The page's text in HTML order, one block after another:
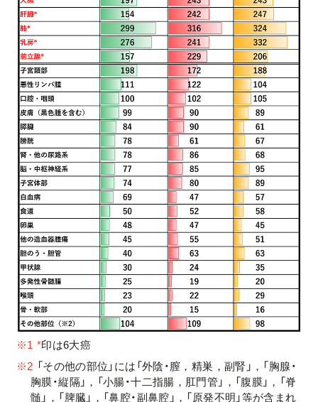
※1 *印は6⼤癌
※2 「その他の部位」には「外陰・膣，精巣，副腎」，「胸腺・
胸膜・縦隔」，「⼩腸・⼗⼆指腸，肛⾨管」，「腹膜」，「脊
髄」，「脾臓」，「⿐腔・副⿐腔」，「原発不明」等が含まれ